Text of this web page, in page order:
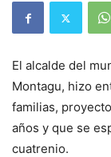
El alcalde del
Montagu, hizo
familias,
años y que se
cuatrenio.